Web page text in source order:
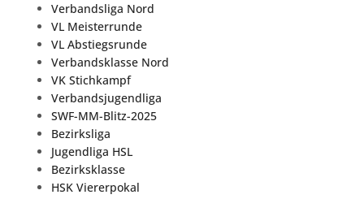
Verbandsliga Nord
VL Meisterrunde
VL Abstiegsrunde
Verbandsklasse Nord
VK Stichkampf
Verbandsjugendliga
SWF-MM-Blitz-2025
Bezirksliga
Jugendliga HSL
Bezirksklasse
HSK Viererpokal